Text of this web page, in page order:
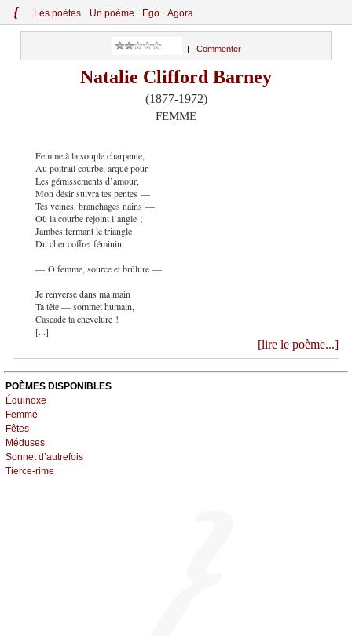
{ Les poètes Un poème Ego Agora
Commenter
Natalie Clifford Barney
(1877-1972)
FEMME
Femme à la souple charpente,
Au poitrail courbe, arqué pour
Les gémissements d’amour,
Mon désir suivra tes pentes —
Tes veines, branchages nains —
Où la courbe rejoint l’angle ;
Jambes fermant le triangle
Du cher coffret féminin.
— Ô femme, source et brûlure —
Je renverse dans ma main
Ta tête — sommet humain,
Cascade ta chevelure !
[...]
[lire le poème...]
POÈMES DISPONIBLES
Équinoxe
Femme
Fêtes
Méduses
Sonnet d’autrefois
Tierce-rime